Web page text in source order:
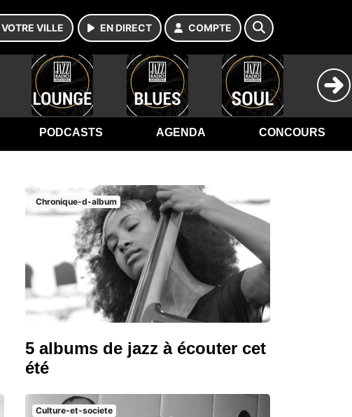
VOTRE VILLE EN DIRECT COMPTE
PODCASTS AGENDA CONCOURS
Chronique-d-album
5 albums de jazz à écouter cet
été
Culture-et-societe